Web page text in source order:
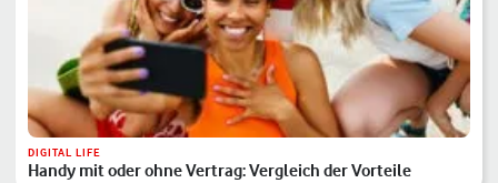
DIGITAL LIFE
Handy mit oder ohne Vertrag: Vergleich der Vorteile